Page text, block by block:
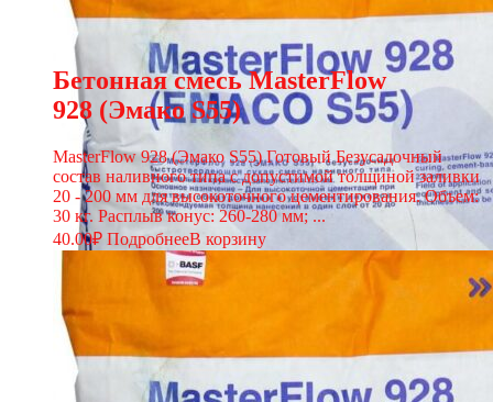
Бетонная смесь MasterFlow
928 (Эмако S55)
MasterFlow 928 (Эмако S55) Готовый Безусадочный
состав наливного типа с допустимой толщиной заливки
20 - 200 мм для высокоточного цементирования. Объем:
30 кг. Расплыв конус: 260-280 мм; ...
40.00₽ ПодробнееВ корзину